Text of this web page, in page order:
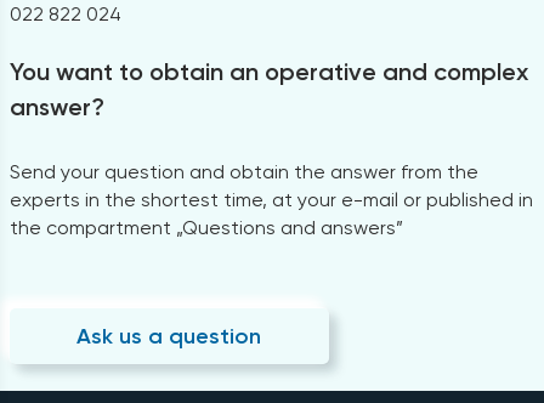
022 822 024
You want to obtain an operative and complex
answer?
Send your question and obtain the answer from the
experts in the shortest time, at your e-mail or published in
the compartment „Questions and answers”
Ask us a question